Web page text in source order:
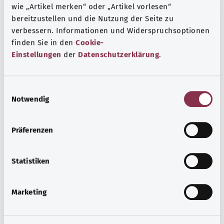
wie „Artikel merken“ oder „Artikel vorlesen“
bereitzustellen und die Nutzung der Seite zu
verbessern. Informationen und Widerspruchsoptionen
finden Sie in den Cookie-
Einstellungen der Datenschutzerklärung.
Notwendig
Präferenzen
Statistiken
Marketing
Beratung und Hilfe
Eine Auswahl verschiedener Beratungs- und
Informationsangebote zu bestimmten
Gesundheitsthemen.
Mehr erfahren